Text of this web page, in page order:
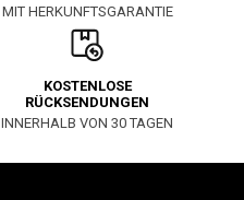
MIT HERKUNFTSGARANTIE
KOSTENLOSE
RÜCKSENDUNGEN
INNERHALB VON 30 TAGEN